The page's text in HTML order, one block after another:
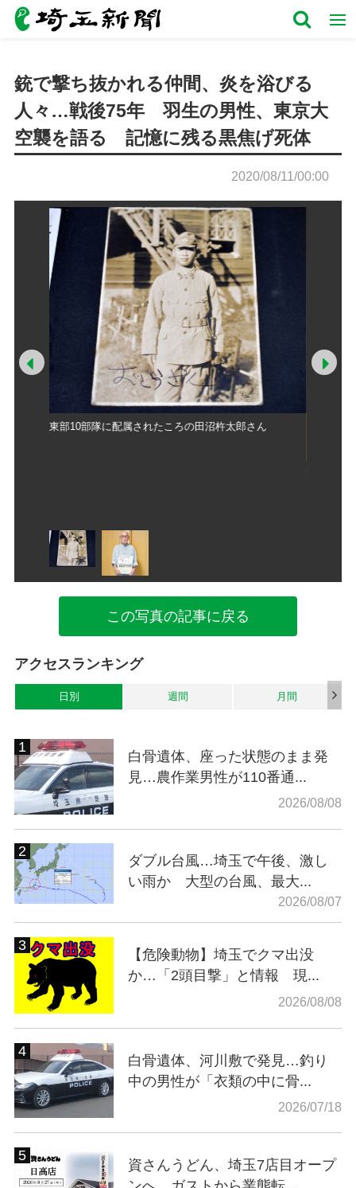
銃で撃ち抜かれる仲間、炎を浴びる
人々…戦後75年 羽生の男性、東京大
空襲を語る 記憶に残る黒焦げ死体
2020/08/11/00:00
東部10部隊に配属されたころの田沼杵太郎さん
Prev
この写真の記事に戻る
アクセスランキング
日別 週間 月間
白骨遺体、座った状態のまま発
見…農作業男性が110番通...
2026/08/08
ダブル台風…埼玉で午後、激し
い雨か 大型の台風、最大...
2026/08/07
【危険動物】埼玉でクマ出没
か…「2頭目撃」と情報 現...
2026/08/08
白骨遺体、河川敷で発見…釣り
中の男性が「衣類の中に骨...
2026/07/18
資さんうどん、埼玉7店目オープ